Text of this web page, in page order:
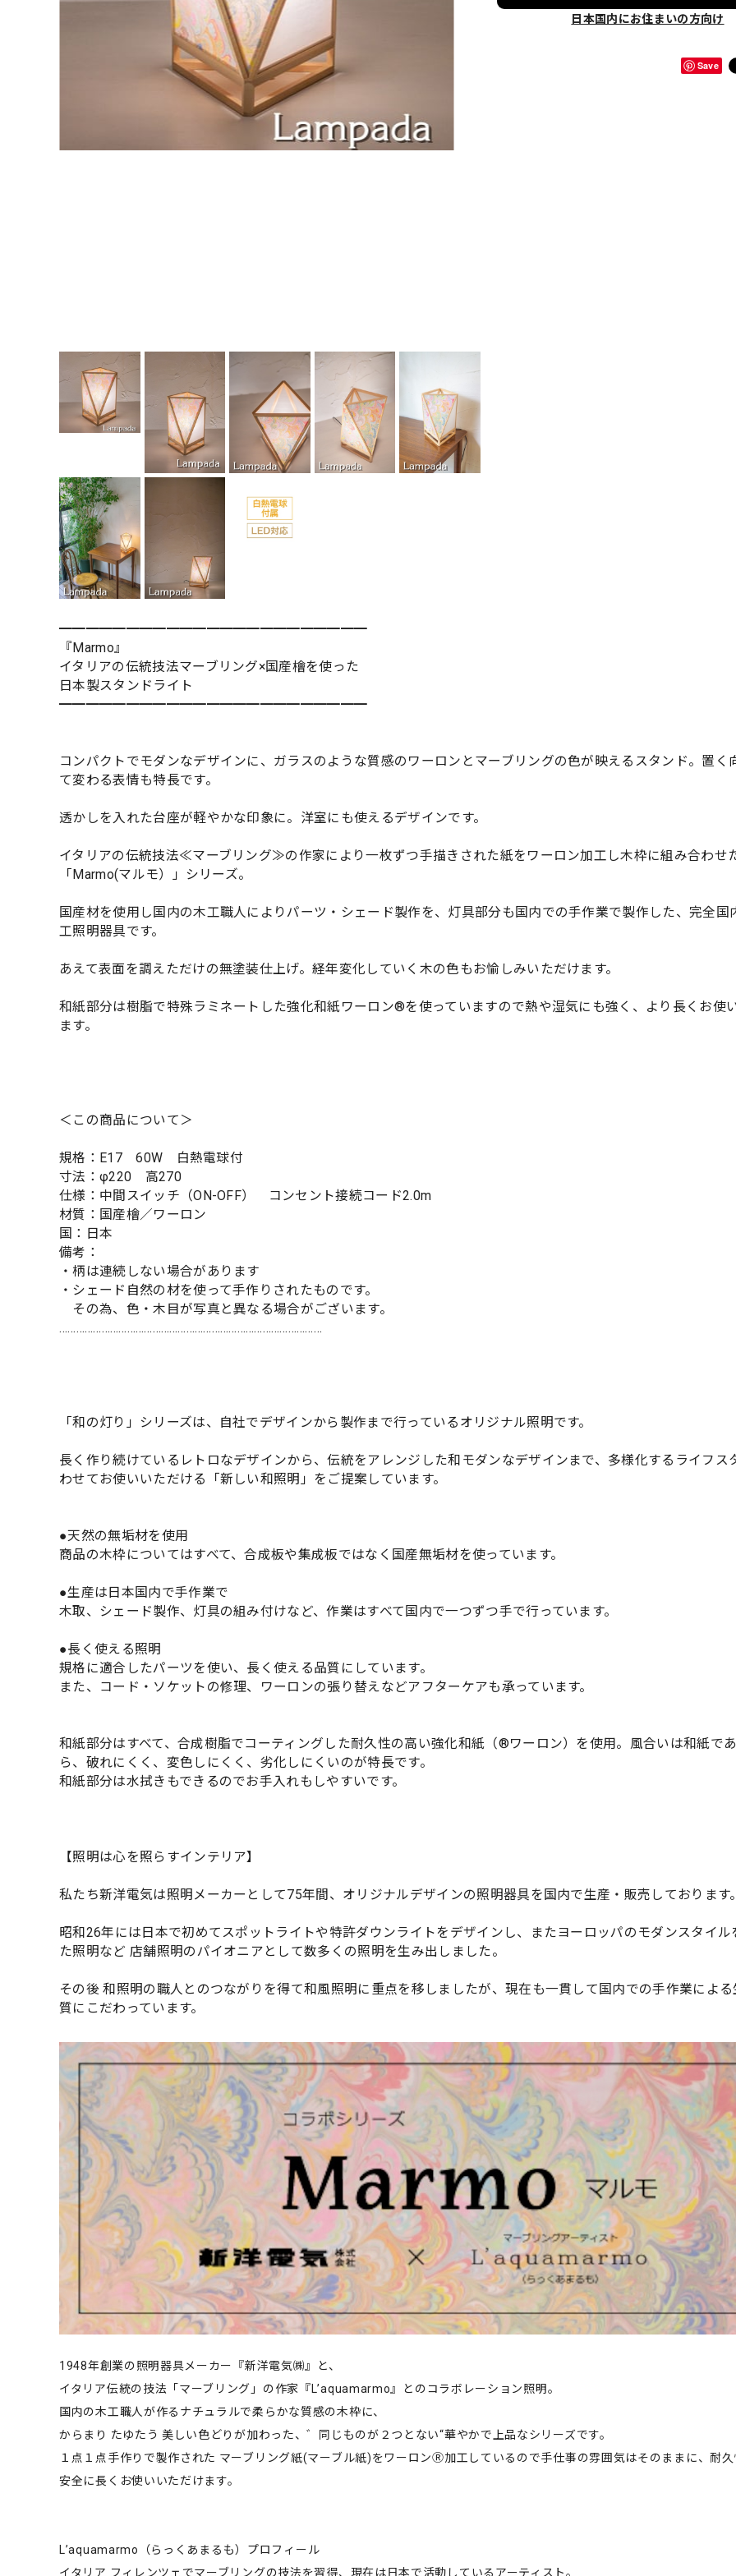
日本国内にお住まいの方向け
Save
━━━━━━━━━━━━━━━━━━━━━━━
『Marmo』
イタリアの伝統技法マーブリング×国産檜を使った
日本製スタンドライト
━━━━━━━━━━━━━━━━━━━━━━━
コンパクトでモダンなデザインに、ガラスのような質感のワーロンとマーブリングの色が映えるスタンド。置く
て変わる表情も特長です。
透かしを入れた台座が軽やかな印象に。洋室にも使えるデザインです。
イタリアの伝統技法≪マーブリング≫の作家により一枚ずつ手描きされた紙をワーロン加工し木枠に組み合わせ
「Marmo(マルモ）」シリーズ。
国産材を使用し国内の木工職人によりパーツ・シェード製作を、灯具部分も国内での手作業で製作した、完全国
工照明器具です。
あえて表面を調えただけの無塗装仕上げ。経年変化していく木の色もお愉しみいただけます。
和紙部分は樹脂で特殊ラミネートした強化和紙ワーロン®を使っていますので熱や湿気にも強く、より長くお使
ます。
＜この商品について＞
規格：E17 60W 白熱電球付
寸法：φ220 高270
仕様：中間スイッチ（ON-OFF） コンセント接続コード2.0m
材質：国産檜／ワーロン
国：日本
備考：
・柄は連続しない場合があります
・シェード自然の材を使って手作りされたものです。
その為、色・木目が写真と異なる場合がございます。
…………………………………………………………………………………
「和の灯り」シリーズは、自社でデザインから製作まで行っているオリジナル照明です。
長く作り続けているレトロなデザインから、伝統をアレンジした和モダンなデザインまで、多様化するライフス
わせてお使いいただける「新しい和照明」をご提案しています。
●天然の無垢材を使用
商品の木枠についてはすべて、合成板や集成板ではなく国産無垢材を使っています。
●生産は日本国内で手作業で
木取、シェード製作、灯具の組み付けなど、作業はすべて国内で一つずつ手で行っています。
●長く使える照明
規格に適合したパーツを使い、長く使える品質にしています。
また、コード・ソケットの修理、ワーロンの張り替えなどアフターケアも承っています。
和紙部分はすべて、合成樹脂でコーティングした耐久性の高い強化和紙（®ワーロン）を使用。風合いは和紙で
ら、破れにくく、変色しにくく、劣化しにくいのが特長です。
和紙部分は水拭きもできるのでお手入れもしやすいです。
【照明は心を照らすインテリア】
私たち新洋電気は照明メーカーとして75年間、オリジナルデザインの照明器具を国内で生産・販売しております
昭和26年には日本で初めてスポットライトや特許ダウンライトをデザインし、またヨーロッパのモダンスタイル
た照明など 店舗照明のパイオニアとして数多くの照明を生み出しました。
その後 和照明の職人とのつながりを得て和風照明に重点を移しましたが、現在も一貫して国内での手作業によ
質にこだわっています。
1948年創業の照明器具メーカー『新洋電気㈱』と、
イタリア伝統の技法「マーブリング」の作家『L’aquamarmo』とのコラボレーション照明。
国内の木工職人が作るナチュラルで柔らかな質感の木枠に、
からまり たゆたう 美しい色どりが加わった、゛同じものが２つとない“華やかで上品なシリーズです。
１点１点手作りで製作された マーブリング紙(マーブル紙)をワーロンⓇ加工しているので手仕事の雰囲気はそのままに、耐
安全に長くお使いいただけます。
L’aquamarmo（らっくあまるも）プロフィール
イタリア フィレンツェでマーブリングの技法を習得、現在は日本で活動しているアーティスト。